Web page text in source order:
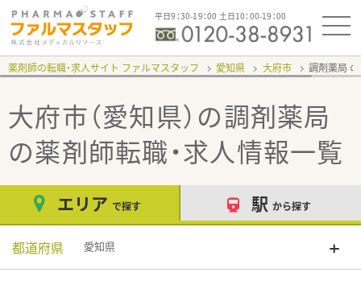
平日9：30-19：00 土日10：00-19：00
薬剤師の転職・求人サイト ファルマスタッフ 愛知県 大府市 調剤薬局
大府市（愛知県）の調剤薬局
の薬剤師転職・求人情報一覧
エリア で探す 駅 から探す
都道府県 愛知県